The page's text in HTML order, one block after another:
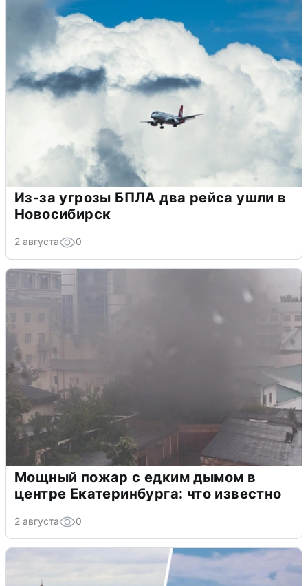
Из-за угрозы БПЛА два рейса ушли в
Новосибирск
2 августа 0
Мощный пожар с едким дымом в
центре Екатеринбурга: что известно
2 августа 0